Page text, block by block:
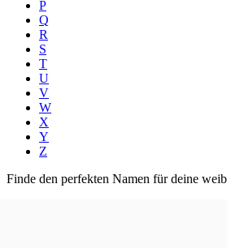
P
Q
R
S
T
U
V
W
X
Y
Z
Finde den perfekten Namen für deine